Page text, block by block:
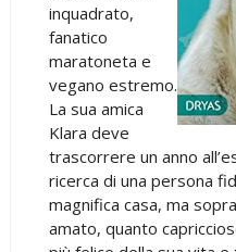
inquadrato,
fanatico
maratoneta e
vegano estremo.
La sua amica
Klara deve
trascorrere un anno
ricerca di una persona
magnifica casa, ma
amato, quanto